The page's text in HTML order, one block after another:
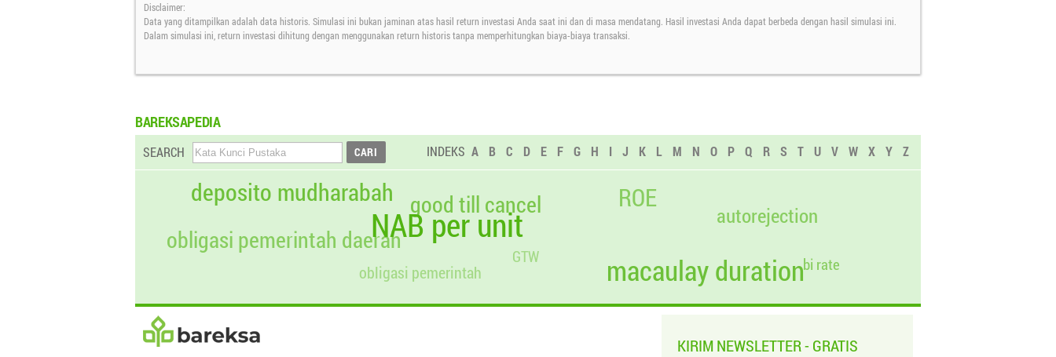
01 Okt 2022
24 Okt 2022 0 1.009,02 0,0000 13.611,8018 14.000.000
Disclaimer:
Data yang ditampilkan adalah data historis. Simulasi ini bukan jaminan atas hasil return investasi Anda saat ini dan di masa mendatang. Hasil investasi Anda dapat berbeda dengan hasil simulasi ini.
Dalam simulasi ini, return investasi dihitung dengan menggunakan return historis tanpa memperhitungkan biaya-biaya transaksi.
BAREKSAPEDIA
SEARCH INDEKS A B C D E F G H I J K L M N O P Q R S T U V W X Y Z
NAB per unit
deposito mudharabah
obligasi pemerintah
obligasi pemerintah daerah
good till cancel
GTW macaulay duration
ROE
autorejection
bi rate
KIRIM NEWSLETTER - GRATIS